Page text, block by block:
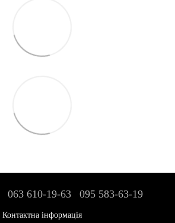
063 610-19-63 095 583-63-19
Контактна інформація